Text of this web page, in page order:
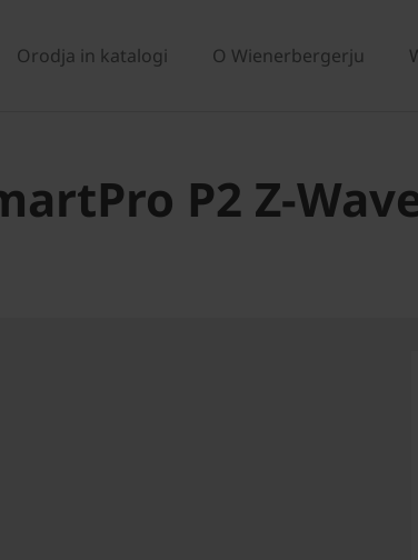
Orodja in katalogi O Wienerbergerju
P2 Z-